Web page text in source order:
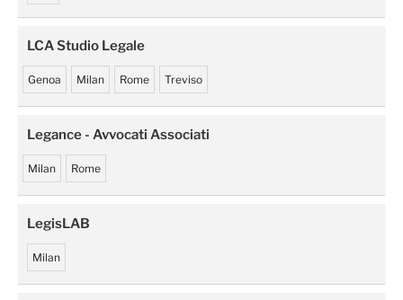
LCA Studio Legale
Genoa Milan Rome Treviso
Legance - Avvocati Associati
Milan Rome
LegisLAB
Milan